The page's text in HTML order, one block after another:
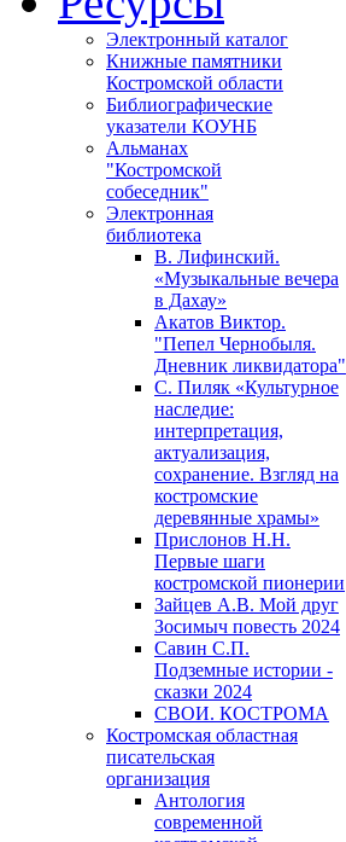
Электронный каталог
Книжные памятники
Костромской области
Библиографические
указатели КОУНБ
Альманах
"Костромской
собеседник"
Электронная
библиотека
В. Лифинский.
«Музыкальные вечера
в Дахау»
Акатов Виктор.
"Пепел Чернобыля.
Дневник ликвидатора"
С. Пиляк «Культурное
наследие:
интерпретация,
актуализация,
сохранение. Взгляд на
костромские
деревянные храмы»
Прислонов Н.Н.
Первые шаги
костромской пионерии
Зайцев А.В. Мой друг
Зосимыч повесть 2024
Савин С.П.
Подземные истории -
сказки 2024
СВОИ. КОСТРОМА
Костромская областная
писательская
организация
Антология
современной